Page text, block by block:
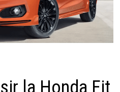
la Honda Fit